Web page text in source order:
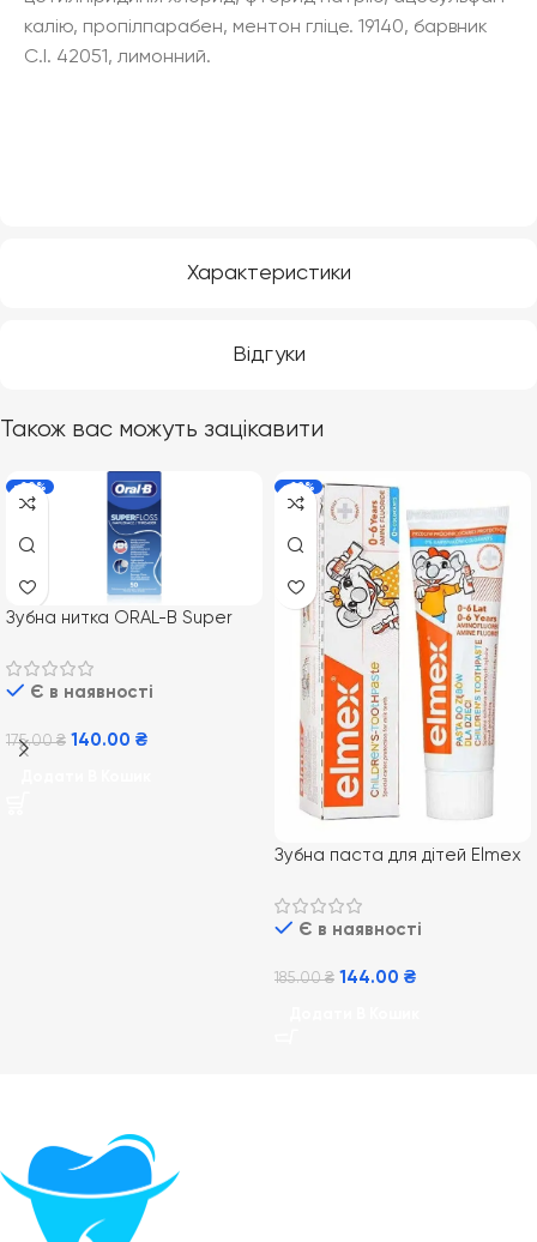
Характеристики
Відгуки
калію, пропілпарабен, ментон гліце. 19140, барвник
C.I. 42051, лимонний.
Також вас можуть зацікавити
-20%
Зубна нитка ORAL-B Super
Є в наявності
175.00₴ 140.00 ₴
-22%
Зубна паста для дітей Elmex
Є в наявності
185.00₴ 144.00 ₴